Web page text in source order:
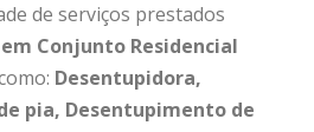
de serviços prestados
Conjunto Residencial
Desentupidora,
pia, Desentupimento de